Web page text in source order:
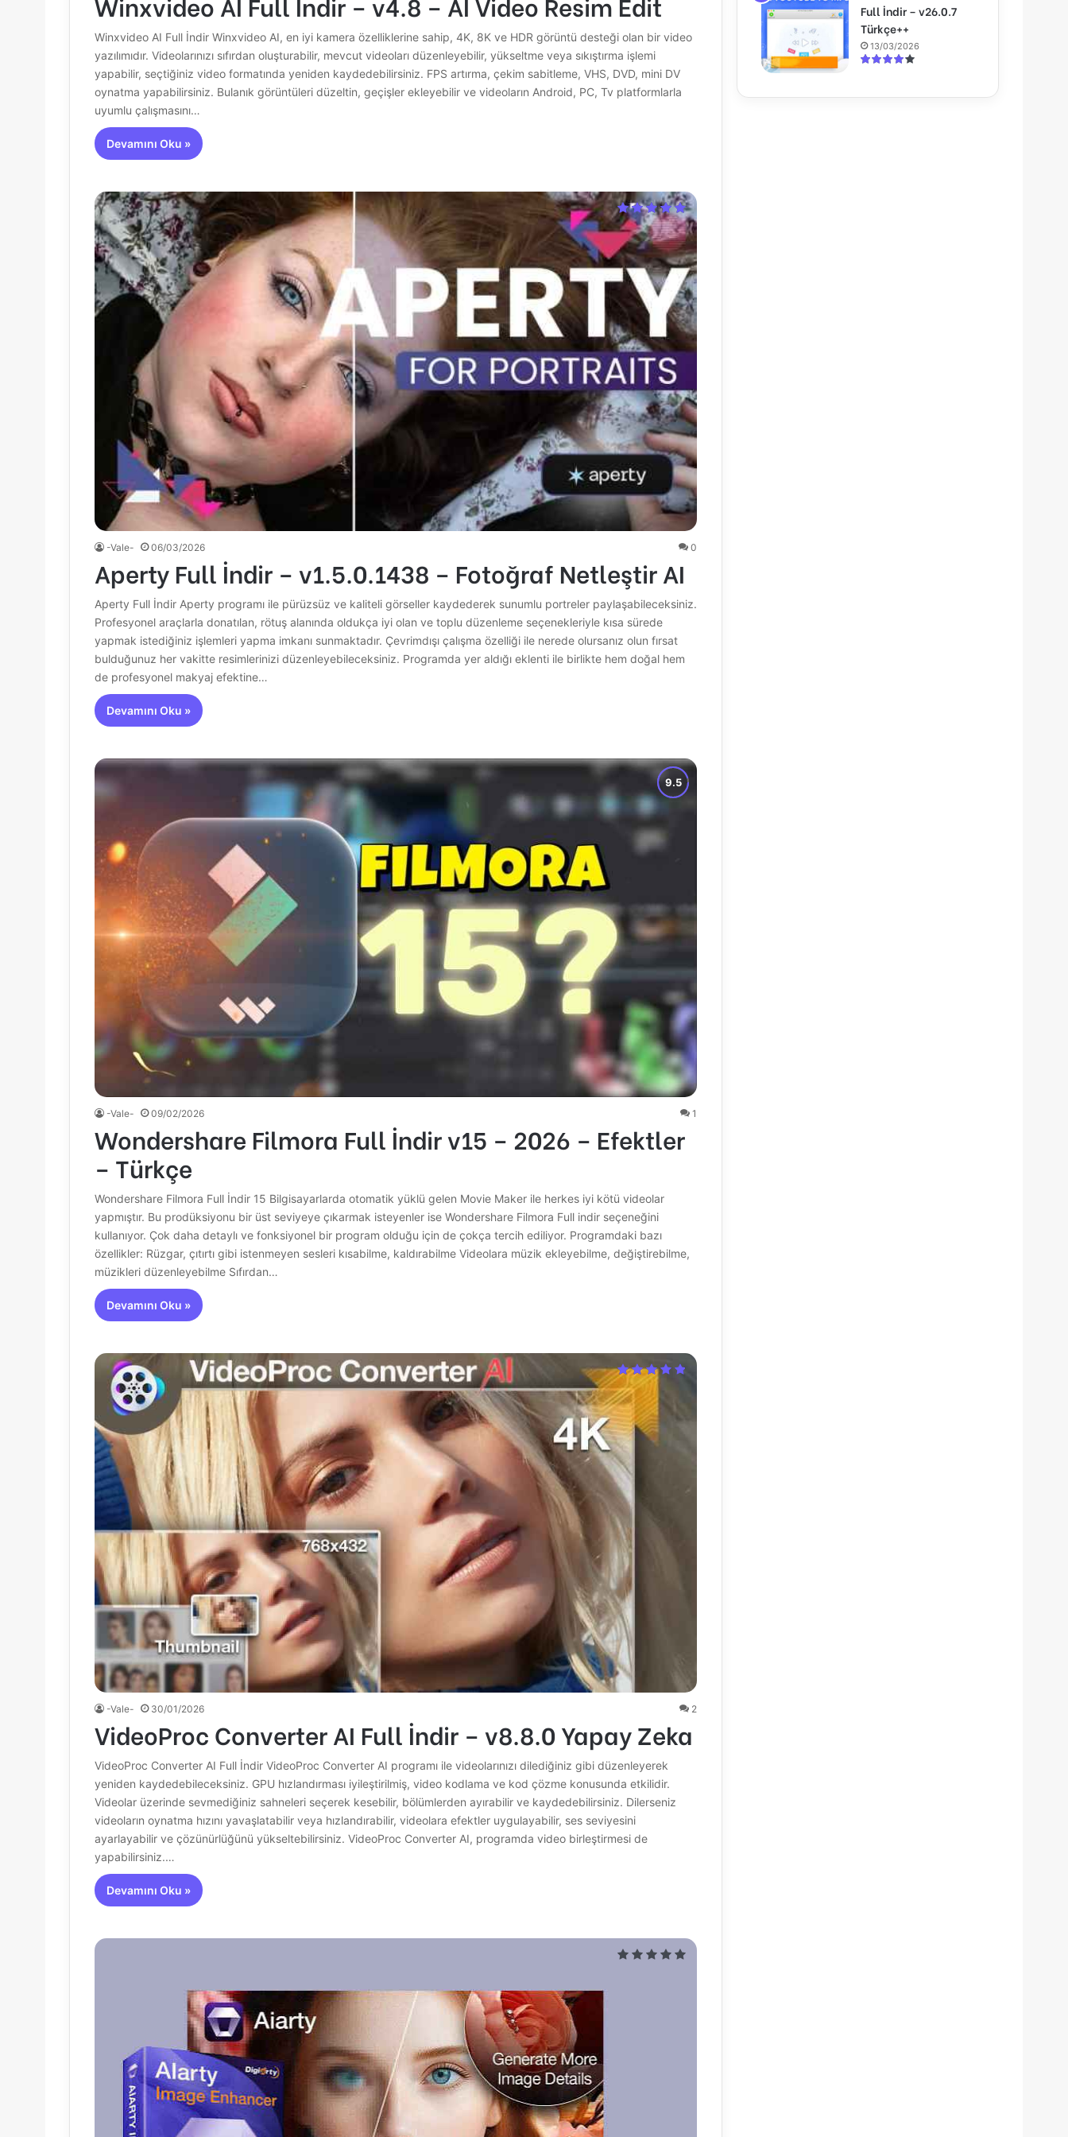
Winxvideo AI Full İndir Winxvideo AI, en iyi kamera özelliklerine sahip, 4K, 8K ve HDR görüntü desteği olan bir video
yazılımıdır. Videolarınızı sıfırdan oluşturabilir, mevcut videoları düzenleyebilir, yükseltme veya sıkıştırma işlemi
yapabilir, seçtiğiniz video formatında yeniden kaydedebilirsiniz. FPS artırma, çekim sabitleme, VHS, DVD, mini DV
oynatma yapabilirsiniz. Bulanık görüntüleri düzeltin, geçişler ekleyebilir ve videoların Android, PC, Tv platformlarla
uyumlu çalışmasını…
Devamını Oku »
-Vale- 06/03/2026 0
Aperty Full İndir – v1.5.0.1438 – Fotoğraf Netleştir AI
Aperty Full İndir Aperty programı ile pürüzsüz ve kaliteli görseller kaydederek sunumlu portreler paylaşabileceksiniz.
Profesyonel araçlarla donatılan, rötuş alanında oldukça iyi olan ve toplu düzenleme seçenekleriyle kısa sürede
yapmak istediğiniz işlemleri yapma imkanı sunmaktadır. Çevrimdışı çalışma özelliği ile nerede olursanız olun fırsat
bulduğunuz her vakitte resimlerinizi düzenleyebileceksiniz. Programda yer aldığı eklenti ile birlikte hem doğal hem
de profesyonel makyaj efektine…
Devamını Oku »
-Vale- 09/02/2026 1
Wondershare Filmora Full İndir v15 – 2026 – Efektler
– Türkçe
Wondershare Filmora Full İndir 15 Bilgisayarlarda otomatik yüklü gelen Movie Maker ile herkes iyi kötü videolar
yapmıştır. Bu prodüksiyonu bir üst seviyeye çıkarmak isteyenler ise Wondershare Filmora Full indir seçeneğini
kullanıyor. Çok daha detaylı ve fonksiyonel bir program olduğu için de çokça tercih ediliyor. Programdaki bazı
özellikler: Rüzgar, çıtırtı gibi istenmeyen sesleri kısabilme, kaldırabilme Videolara müzik ekleyebilme, değiştirebilme,
müzikleri düzenleyebilme Sıfırdan…
Devamını Oku »
-Vale- 30/01/2026 2
VideoProc Converter AI Full İndir – v8.8.0 Yapay Zeka
VideoProc Converter AI Full İndir VideoProc Converter AI programı ile videolarınızı dilediğiniz gibi düzenleyerek
yeniden kaydedebileceksiniz. GPU hızlandırması iyileştirilmiş, video kodlama ve kod çözme konusunda etkilidir.
Videolar üzerinde sevmediğiniz sahneleri seçerek kesebilir, bölümlerden ayırabilir ve kaydedebilirsiniz. Dilerseniz
videoların oynatma hızını yavaşlatabilir veya hızlandırabilir, videolara efektler uygulayabilir, ses seviyesini
ayarlayabilir ve çözünürlüğünü yükseltebilirsiniz. VideoProc Converter AI, programda video birleştirmesi de
yapabilirsiniz.…
Devamını Oku »
Full İndir – v26.0.7
Türkçe++
13/03/2026